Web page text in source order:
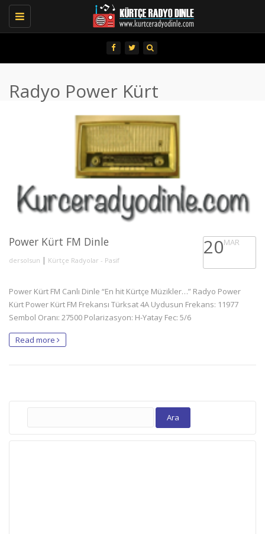
Toggle
navigation
Radyo Power Kürt
Power Kürt FM Dinle
dersolsun | Kürtçe Radyolar - Pasif
20MAR
Power Kürt FM Canlı Dinle “En hit Kürtçe Müzikler…” Radyo Power
Kürt Power Kürt FM Frekansı Türksat 4A Uydusun Frekans: 11977
Sembol Oranı: 27500 Polarizasyon: H-Yatay Fec: 5/6
Read more
Arama: